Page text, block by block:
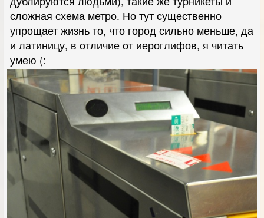
сложная схема метро. Но тут существенно
упрощает жизнь то, что город сильно меньше, да
и латиницу, в отличие от иероглифов, я читать
умею (: